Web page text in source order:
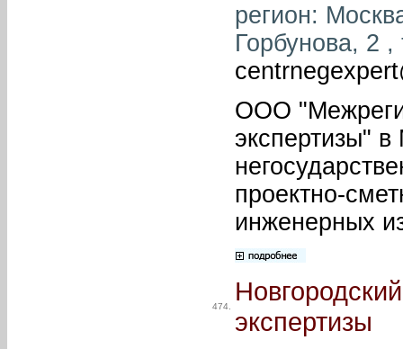
регион:
Горбунова, 2
ООО
экспертизы"
проектно-
инженерных
474.
экспертизы